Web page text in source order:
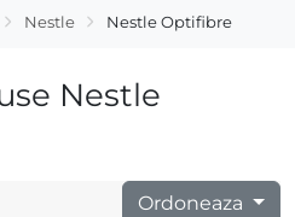
Nestle Nestle Optifibre
Nestle
Ordoneaza